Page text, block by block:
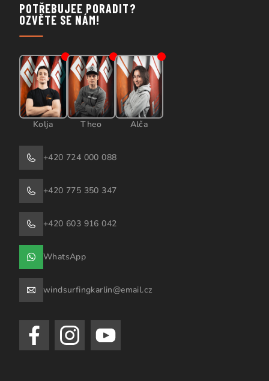
POTŘEBUJEE PORADIT?
OZVĚTE SE NÁM!
Kolja Theo Alča
+420 724 000 088
+420 775 350 347
+420 603 916 042
WhatsApp
windsurfingkarlin@email.cz